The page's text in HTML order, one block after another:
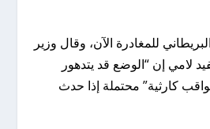
للمغادرة الآن، وقال وزير
لامي إن “الوضع قد يتدهور
كارثية” محتملة إذا حدث